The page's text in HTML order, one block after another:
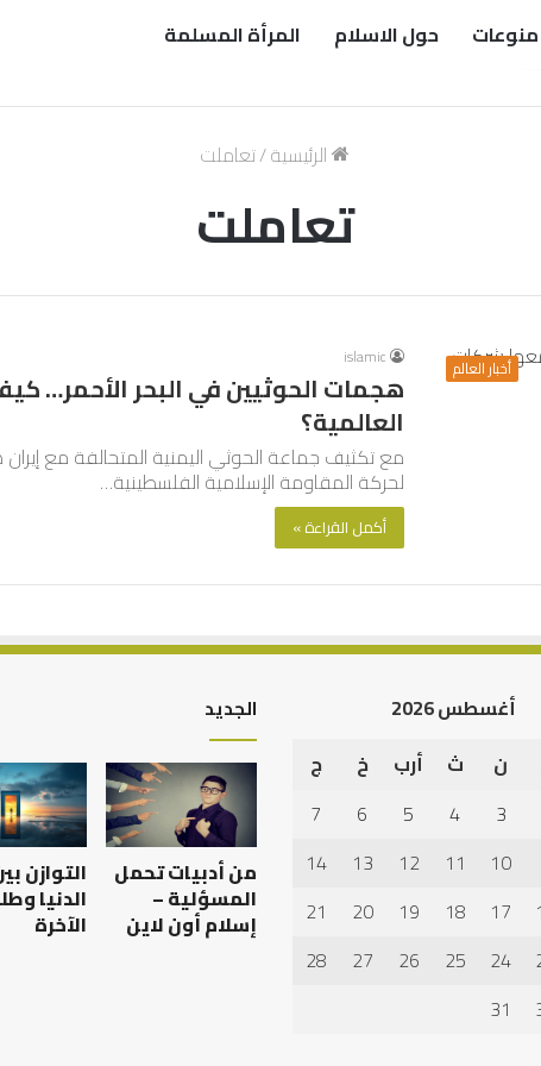
منوعات حول الاسلام المرأة المسلمة
الرئيسية/تعاملت
تعاملت
أخبار العالم islamic
هجمات الحوثيين في البحر الأحمر…
العالمية؟
مع تكثيف جماعة الحوثي اليمنية المتحالفة مع
لحركة المقاومة الإسلامية الفلسطينية…
أكمل القراءة »
العبادات شخصية
أهم
أسباب
عدم
استجابة
الدعاء
أهم أسباب عدم استجابة
أغسطس 2026
ن ث أرب خ
ج
3
4
5
6
7
10
11
12
13
14
17
18
19
20
21
24
25
26
27
28
31
الجديد
من أدبيات تحمل
المسؤلية –
إسلام أون لاين
التوازن
الدنيا
الآخرة